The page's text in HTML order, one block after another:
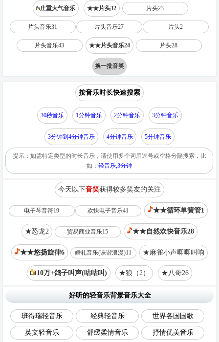
庄重大气音乐 ★★片头32 片头23
片头音乐31 片头音乐27 片头2
片头音乐43 ★★片头音乐24 片头28
换一批音笑
按音乐时长快速搜索
30秒音乐 1分钟音乐 2分钟音乐 3分钟音乐
3分钟到4分钟音乐 4分钟音乐 5分钟音乐
提示：如需特定类型的时长音乐，请使用多个词用逗号或空格分隔搜索，比
如：轻音乐,3分钟
今天以下音笑获得较多笑友的关注
电子琴音符19 欢快电子音乐41 ★★循环单簧管1
★恐龙2 贸易商业音乐15 ★★自然欢快音乐28
★★悠扬旋律6 婚礼音乐(诙谐浪漫)11 ★麻雀小声唧唧叫响
10万+鸽子叫声(咕咕叫) ★狼（2） ★八哥26
好听的轻音乐背景音乐大全
班得瑞轻音乐 经典轻音乐 世界各国国歌
英文轻音乐 舒缓柔情音乐 抒情优美音乐